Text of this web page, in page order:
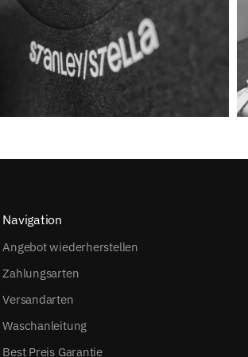
Navigation
Angebot wiederherstellen
Zahlungsarten
Versandarten
Waschanleitung
Best Preis Garantie